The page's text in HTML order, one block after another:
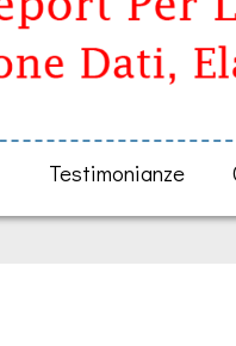
Testimonianze